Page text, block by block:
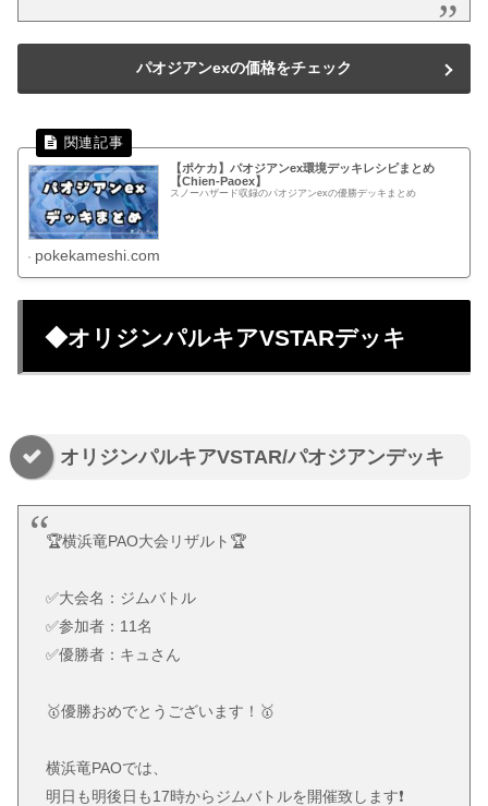
パオジアンexの価格をチェック
【ポケカ】パオジアンex環境デッキレシピまとめ
【Chien-Paoex】
スノーハザード収録のパオジアンexの優勝デッキまとめ
pokekameshi.com
◆オリジンパルキアVSTARデッキ
オリジンパルキアVSTAR/パオジアンデッキ
🏆横浜竜PAO大会リザルト🏆
✅大会名：ジムバトル
✅参加者：11名
✅優勝者：キュさん
🥇優勝おめでとうございます！🥇
横浜竜PAOでは、
明日も明後日も17時からジムバトルを開催致します❗️